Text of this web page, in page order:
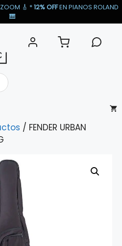
🎸​ *12% OFFEN PIANOS ROLAND
🎹​
/ FENDER URBAN